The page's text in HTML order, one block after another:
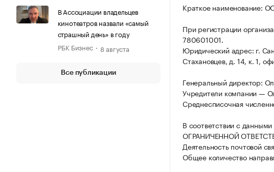
В Ассоциации владельцев
кинотеатров назвали «самый
страшный день» в году
РБК Бизнес
8 августа
Все публикации
Краткое наименование:
При регистрации
780601001.
Юридический адрес: г.
Стахановцев, д. 14, к. 1,
Генеральный директор:
Учредители компании —
Среднесписочная
В соответствии с
ОГРАНИЧЕННОЙ
Деятельность почтовой
Общее количество